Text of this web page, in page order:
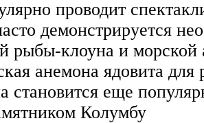
проводит
демонстрируется
рыбы-клоуна и
анемона ядовита для
еще
Колумбу